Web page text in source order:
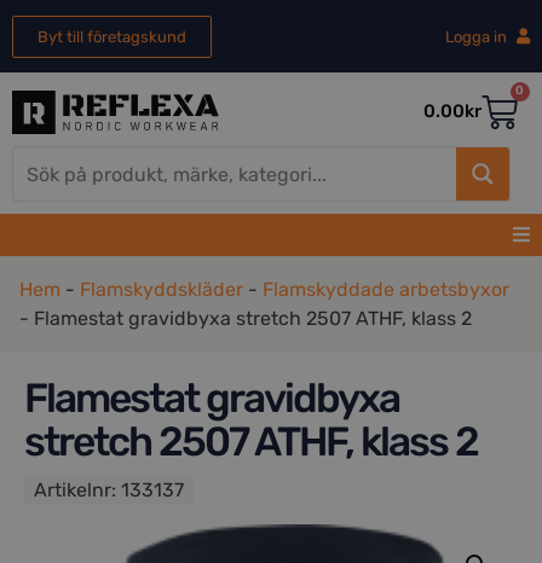
Byt till företagskund Logga in
0.00kr
0
Hem - Flamskyddskläder - Flamskyddade arbetsbyxor
- Flamestat gravidbyxa stretch 2507 ATHF, klass 2
Flamestat gravidbyxa
stretch 2507 ATHF, klass 2
Artikelnr: 133137